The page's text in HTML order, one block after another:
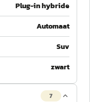
Plug-in hybride
Automaat
Suv
zwart
7